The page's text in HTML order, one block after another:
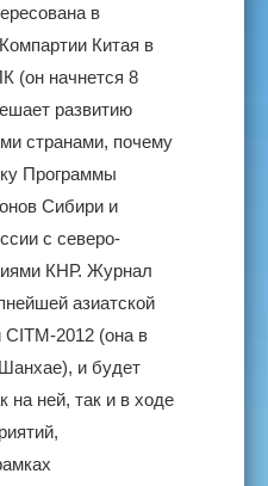
в
Китая в
(он начнется 8
развитию
странами, почему
Программы
Сибири и
с северо-
КНР. Журнал
азиатской
CITM-2012 (она в
и будет
на ней, так и в ходе